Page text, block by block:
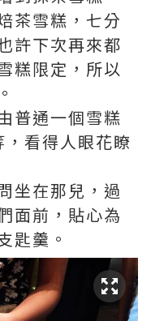
茶雪糕，七分
許下次再來都
糕限定，所以
普通一個雪糕
看得人眼花瞭
坐在那兒，過
面前，貼心為
匙羹。